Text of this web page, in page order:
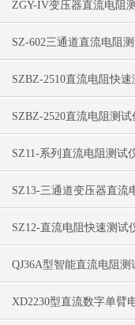
ZGY-IV变压器直流电阻
征
​SZ-602三通道直流电阻
标
SZBZ-2510直流电阻快
3A）功能特点
​SZBZ-2520直流电阻测试
性能特征
​SZ11-系列直流电阻测试
标
​SZ13-三通道变压器直流
格特点
SZ12-直流电阻快速测试
QJ36A型智能直流电阻
特点
XD2230型直流数字单臂